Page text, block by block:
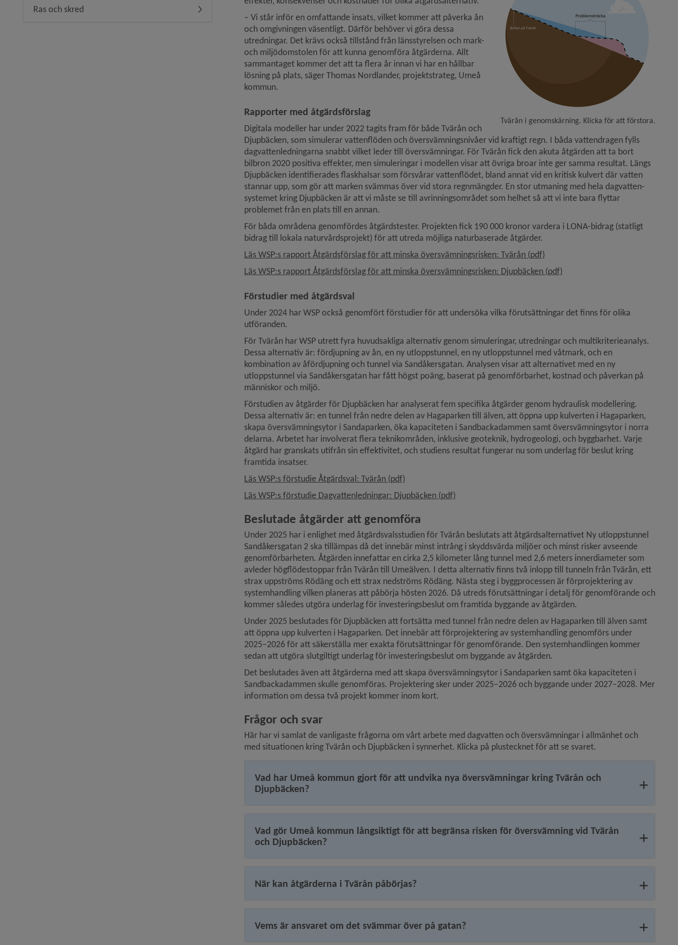
Ras och skred Undermeny för Ras och skred
Tvärån i genomskärning. Klicka för att förstora.
– Vi står inför en omfattande insats, vilket kommer att påverka ån
och omgivningen väsentligt. Därför behöver vi göra dessa
utredningar. Det krävs också tillstånd från länsstyrelsen och mark-
och miljödomstolen för att kunna genomföra åtgärderna. Allt
sammantaget kommer det att ta flera år innan vi har en hållbar
lösning på plats, säger Thomas Nord­lander, projektstrateg, Umeå
kommun.
Rapporter med åtgärdsförslag
Digitala modeller har under 2022 tagits fram för både Tvärån och
Djupbäcken, som simulerar vattenflöden och översvämningsnivåer vid kraftigt regn. I båda vattendragen fylls
dagvattenledningarna snabbt vilket leder till översvämningar. För Tvärån fick den akuta åtgärden att ta bort
bilbron 2020 positiva effekter, men simuleringar i modellen visar att övriga broar inte ger samma resultat. Längs
Djupbäcken identifierades flaskhalsar som försvårar vattenflödet, bland annat vid en kritisk kulvert där vatten
stannar upp, som gör att marken svämmas över vid stora regnmängder. En stor utmaning med hela dagvatten­
systemet kring Djupbäcken är att vi måste se till avrinningsområdet som helhet så att vi inte bara flyttar
problemet från en plats till en annan.
För båda områdena genomfördes åtgärdstester. Projekten fick 190 000 kronor vardera i LONA-bidrag (statligt
bidrag till lokala naturvårdsprojekt) för att utreda möjliga naturbaserade åtgärder.
Läs WSP:s rapport Åtgärdsförslag för att minska översvämningsrisken: Tvärån (pdf), 39.8 MB, öppnas i nytt fönster.
Läs WSP:s rapport Åtgärdsförslag för att minska översvämningsrisken: Djupbäcken (pdf), 12.9 MB, öppnas i nytt fönster.
Förstudier med åtgärdsval
Under 2024 har WSP också genomfört förstudier för att undersöka vilka förutsättningar det finns för olika
utföranden.
För Tvärån har WSP utrett fyra huvudsakliga alternativ genom simuleringar, utredningar och multikriterieanalys.
Dessa alternativ är: fördjupning av ån, en ny utloppstunnel, en ny utloppstunnel med våtmark, och en
kombination av åfördjupning och tunnel via Sandåkersgatan. Analysen visar att alternativet med en ny
utloppstunnel via Sandåkersgatan har fått högst poäng, baserat på genomförbarhet, kostnad och påverkan på
människor och miljö.
Förstudien av åtgärder för Djupbäcken har analyserat fem specifika åtgärder genom hydraulisk modellering.
Dessa alternativ är: en tunnel från nedre delen av Hagaparken till älven, att öppna upp kulverten i Hagaparken,
skapa över­svämningsytor i Sandaparken, öka kapaciteten i Sandbackadammen samt översvämningsytor i norra
delarna. Arbetet har involverat flera teknikområden, inklusive geoteknik, hydrogeologi, och byggbarhet. Varje
åtgärd har granskats utifrån sin effektivitet, och studiens resultat fungerar nu som underlag för beslut kring
framtida insatser.
Läs WSP:s förstudie Åtgärdsval: Tvärån (pdf), 88.9 MB, öppnas i nytt fönster.
Läs WSP:s förstudie Dagvattenledningar: Djupbäcken (pdf), 156.1 MB, öppnas i nytt fönster.
Beslutade åtgärder att genomföra
Under 2025 har i enlighet med åtgärdsvalsstudien för Tvärån beslutats att åtgärdsalternativet Ny utloppstunnel
Sand­åkersgatan 2 ska tillämpas då det innebär minst intrång i skyddsvärda miljöer och minst risker avseende
genom­förbarheten. Åtgärden innefattar en cirka 2,5 kilometer lång tunnel med 2,6 meters innerdiameter som
avleder högflödestoppar från Tvärån till Umeälven. I detta alternativ finns två inlopp till tunneln från Tvärån, ett
strax uppströms Rödäng och ett strax nedströms Rödäng. Nästa steg i byggprocessen är förprojektering av
systemhandling vilken planeras att påbörja hösten 2026. Då utreds förutsättningar i detalj för genomförande och
kommer således utgöra underlag för investeringsbeslut om framtida byggande av åtgärden.
Under 2025 beslutades för Djupbäcken att fortsätta med tunnel från nedre delen av Hagaparken till älven samt
att öppna upp kulverten i Hagaparken. Det innebär att förprojektering av systemhandling genomförs under
2025–2026 för att säkerställa mer exakta förutsättningar för genomförande. Den systemhandlingen kommer
sedan att utgöra slutgiltigt underlag för investeringsbeslut om byggande av åtgärden.
Det beslutades även att åtgärderna med att skapa översvämningsytor i Sandaparken samt öka kapaciteten i
Sandbacka­dammen skulle genomföras. Projektering sker under 2025–2026 och byggande under 2027–2028. Mer
information om dessa två projekt kommer inom kort.
Frågor och svar
Här har vi samlat de vanligaste frågorna om vårt arbete med dagvatten och översvämningar i allmänhet och
med situationen kring Tvärån och Djupbäcken i synnerhet. Klicka på plustecknet för att se svaret.
Vad har Umeå kommun gjort för att undvika nya översvämningar kring Tvärån och
Djupbäcken?
Vad gör Umeå kommun långsiktigt för att begränsa risken för översvämning vid Tvärån
och Djupbäcken?
När kan åtgärderna i Tvärån påbörjas?
Vems är ansvaret om det svämmar över på gatan?